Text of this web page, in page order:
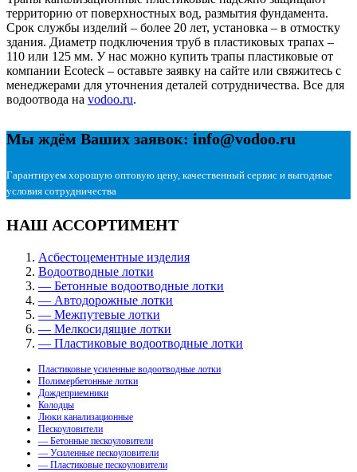
территорию от поверхностных вод, размытия фундамента.
Срок службы изделий – более 20 лет, установка – в отмостку
здания. Диаметр подключения труб в пластиковых трапах –
110 или 125 мм. У нас можно купить трапы пластиковые от
компании Ecoteck – оставьте заявку на сайте или свяжитесь с
менеджерами для уточнения деталей сотрудничества. Все для
водоотвода на vodoo.ru.
Мы ждём Ваших заявок: info@vodoo.ru
Гарантируем хорошую оптовую цену, качественный сервис и выгодные
условия сотрудничества
НАШ АССОРТИМЕНТ
Асбестоцементные изделия
Водоотводные лотки
— Бетонные водоотводные лотки
— Автодорожные лотки
— Межпутевые лотки
— Мелкосидящие лотки
— Пластиковые водоотводные лотки
Пластиковые усиленные водоотводные лотки
Полимербетонные лотки
Дождеприемники
Колодцы
Люки канализационные
Пескоуловители
— Бетонные пескоуловители
— Усиленные пескоуловители
— Пластиковые пескоуловители